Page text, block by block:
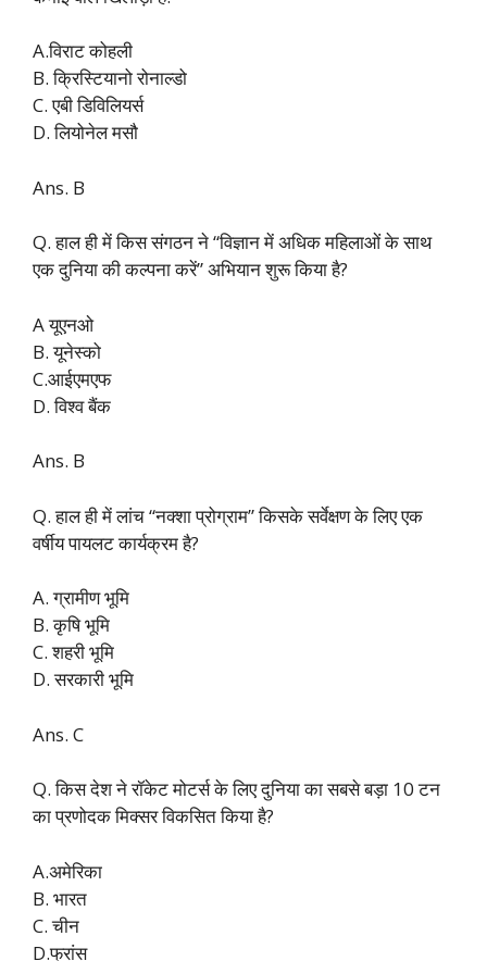
A.विराट कोहली
B. क्रिस्टियानो रोनाल्डो
C. एबी डिविलियर्स
D. लियोनेल मसौ
Ans. B
Q. हाल ही में किस संगठन ने “विज्ञान में अधिक महिलाओं के साथ
एक दुनिया की कल्पना करें” अभियान शुरू किया है?
A यूएनओ
B. यूनेस्को
C.आईएमएफ
D. विश्व बैंक
Ans. B
Q. हाल ही में लांच “नक्शा प्रोग्राम” किसके सर्वेक्षण के लिए एक
वर्षीय पायलट कार्यक्रम है?
A. ग्रामीण भूमि
B. कृषि भूमि
C. शहरी भूमि
D. सरकारी भूमि
Ans. C
Q. किस देश ने रॉकेट मोटर्स के लिए दुनिया का सबसे बड़ा 10 टन
का प्रणोदक मिक्सर विकसित किया है?
A.अमेरिका
B. भारत
C. चीन
D.फ्रांस